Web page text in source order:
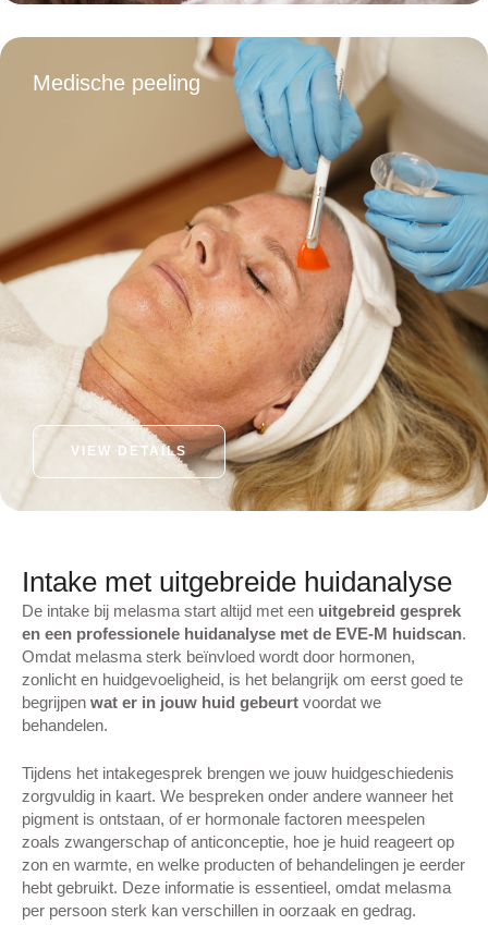
Medische peeling
VIEW DETAILS
Intake met uitgebreide huidanalyse
De intake bij melasma start altijd met een uitgebreid gesprek
en een professionele huidanalyse met de EVE-M huidscan.
Omdat melasma sterk beïnvloed wordt door hormonen,
zonlicht en huidgevoeligheid, is het belangrijk om eerst goed te
begrijpen wat er in jouw huid gebeurt voordat we
behandelen.
Tijdens het intakegesprek brengen we jouw huidgeschiedenis
zorgvuldig in kaart. We bespreken onder andere wanneer het
pigment is ontstaan, of er hormonale factoren meespelen
zoals zwangerschap of anticonceptie, hoe je huid reageert op
zon en warmte, en welke producten of behandelingen je eerder
hebt gebruikt. Deze informatie is essentieel, omdat melasma
per persoon sterk kan verschillen in oorzaak en gedrag.